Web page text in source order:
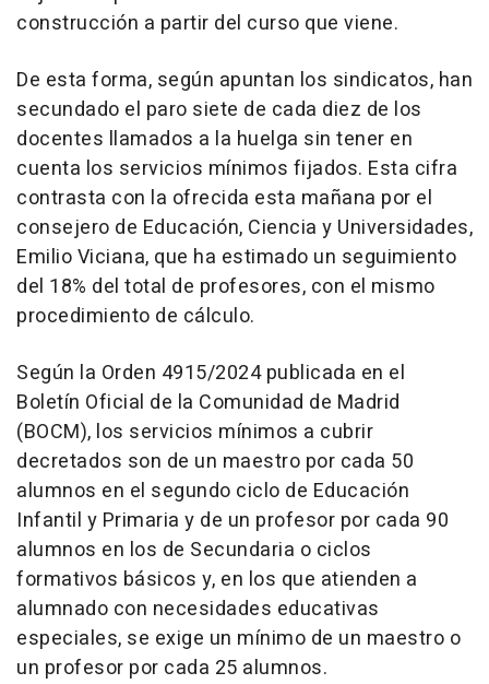
construcción a partir del curso que viene.
De esta forma, según apuntan los sindicatos, han
secundado el paro siete de cada diez de los
docentes llamados a la huelga sin tener en
cuenta los servicios mínimos fijados. Esta cifra
contrasta con la ofrecida esta mañana por el
consejero de Educación, Ciencia y Universidades,
Emilio Viciana, que ha estimado un seguimiento
del 18% del total de profesores, con el mismo
procedimiento de cálculo.
Según la Orden 4915/2024 publicada en el
Boletín Oficial de la Comunidad de Madrid
(BOCM), los servicios mínimos a cubrir
decretados son de un maestro por cada 50
alumnos en el segundo ciclo de Educación
Infantil y Primaria y de un profesor por cada 90
alumnos en los de Secundaria o ciclos
formativos básicos y, en los que atienden a
alumnado con necesidades educativas
especiales, se exige un mínimo de un maestro o
un profesor por cada 25 alumnos.